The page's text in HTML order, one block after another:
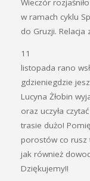
Wieczór
w ramach cyklu
do Gruzji.
11
listopada rano
gdzieniegdzie
Lucyna Żłobin
oraz uczyła
trasie dużo!
porostów co rusz
jak również
Dziękujemy!!